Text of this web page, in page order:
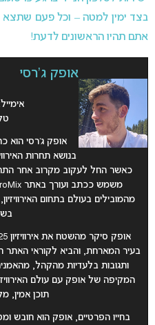
בצד ימין למטה – וכל פעם שתצא
אתם תהיו הראשונים לדעת!
אופק ג'רסי
אופק ג’רסי הוא
בנושא תחרות
כאשר החל לעקוב מקרוב אחר
בעיר המארחת, והביא לקוראי האתר
ותגובות בלעדיות מהקהל,
המקיפה של אופק עם עולם
תוכן אמין,
בחייו הפרטיים, אופק הוא חובש